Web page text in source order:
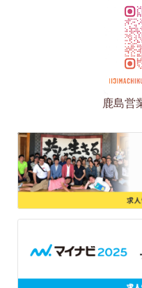
鹿島営